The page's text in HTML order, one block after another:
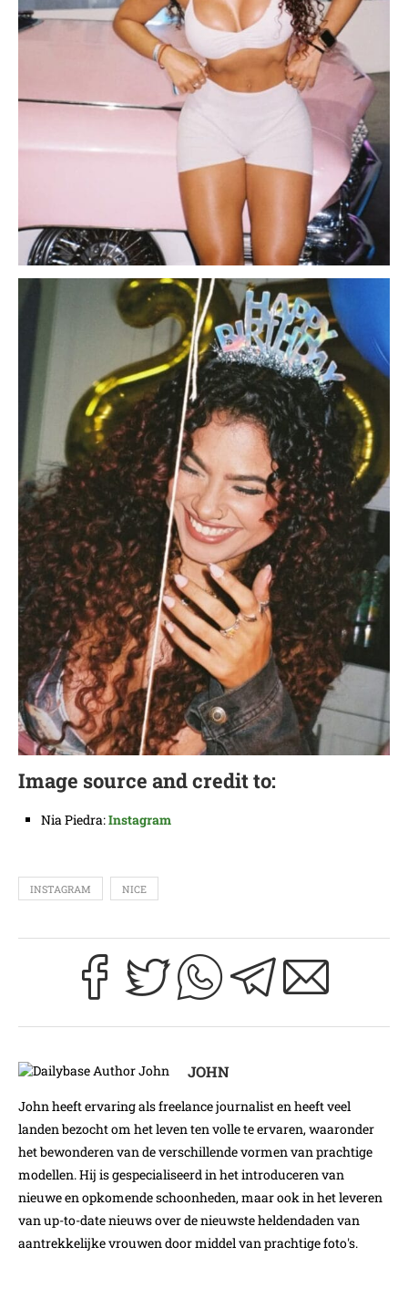
Image source and credit to:
Nia Piedra:Instagram
INSTAGRAM NICE
JOHN
John heeft ervaring als freelance journalist en heeft veel
landen bezocht om het leven ten volle te ervaren, waaronder
het bewonderen van de verschillende vormen van prachtige
modellen. Hij is gespecialiseerd in het introduceren van
nieuwe en opkomende schoonheden, maar ook in het leveren
van up-to-date nieuws over de nieuwste heldendaden van
aantrekkelijke vrouwen door middel van prachtige foto's.